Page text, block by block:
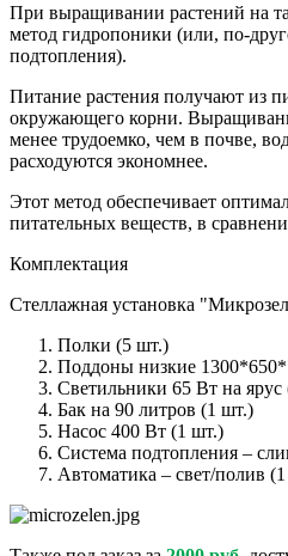
При выращивании растений на
метод гидропоники (или, по-
подтопления).
Питание растения получают из
окружающего корни.
менее трудоемко, чем в почве,
расходуются экономнее.
Этот метод обеспечивает
питательных веществ, в
Комплектация
Стеллажная установка
Полки (5 шт.)
Поддоны низкие
Светильники 65 Вт на ярус
Бак на 90 литров (1 шт.)
Насос 400 Вт (1 шт.)
Система подтопления –
Автоматика – свет/полив